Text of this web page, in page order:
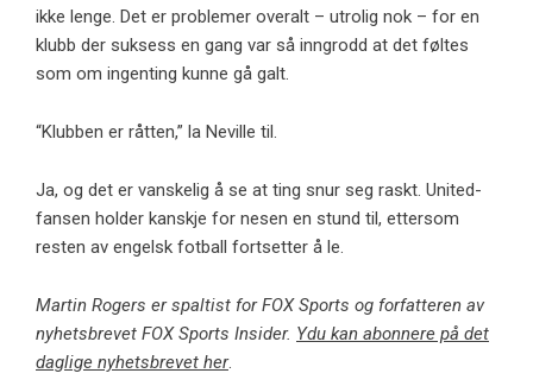
ikke lenge. Det er problemer overalt – utrolig nok – for en
klubb der suksess en gang var så inngrodd at det føltes
som om ingenting kunne gå galt.
“Klubben er råtten,” la Neville til.
Ja, og det er vanskelig å se at ting snur seg raskt. United-
fansen holder kanskje for nesen en stund til, ettersom
resten av engelsk fotball fortsetter å le.
Martin Rogers er spaltist for FOX Sports og forfatteren av
nyhetsbrevet FOX Sports Insider. Ydu kan abonnere på det
daglige nyhetsbrevet her.